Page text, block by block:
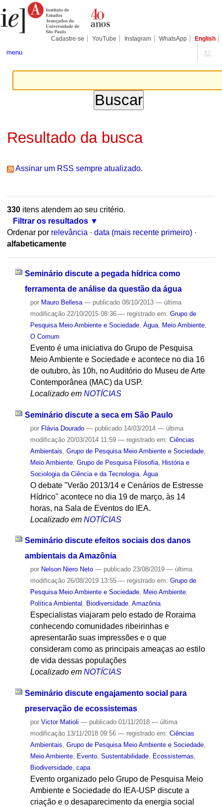
para
conteúdo.
Pessoais
Cadastre-se YouTube Instagram WhatsApp English
menu
Resultado da busca
Assinar um RSS sempre atualizado.
330itens atendem ao seu critério.
Filtrar os resultados
Ordenar por relevância · data (mais recente primeiro) ·
alfabeticamente
Seminário discute a pegada hídrica como
ferramenta de análise da questão da água
por Mauro Bellesa — publicado08/10/2013 — última
modificação22/10/2015 08:36 — registrado em: Grupo de
Pesquisa Meio Ambiente e Sociedade, Água, Meio Ambiente,
O Comum
Evento é uma iniciativa do Grupo de Pesquisa
Meio Ambiente e Sociedade e acontece no dia 16
de outubro, às 10h, no Auditório do Museu de Arte
Contemporânea (MAC) da USP.
Localizado em NOTÍCIAS
Seminário discute a seca em São Paulo
por Flávia Dourado — publicado14/03/2014 — última
modificação20/03/2014 11:59 — registrado em: Ciências
Ambientais Grupo de Pesquisa Meio Ambiente e Sociedade,
Meio Ambiente, Grupo de Pesquisa Filosofia, História e
Sociologia da Ciência e da Tecnologia, Água
O debate "Verão 2013/14 e Cenários de Estresse
Hídrico" acontece no dia 19 de março, às 14
horas, na Sala de Eventos do IEA.
Localizado em NOTÍCIAS
Seminário discute efeitos sociais dos danos
ambientais da Amazônia
por Nelson Niero Neto — publicado23/08/2019 — última
modificação26/08/2019 13:55 — registrado em: Grupo de
Pesquisa Meio Ambiente e Sociedade, Meio Ambiente,
Política Ambiental , Biodiversidade, Amazônia
Especialistas viajaram pelo estado de Roraima
conhecendo comunidades ribeirinhas e
apresentarão suas impressões e o que
consideram como as principais ameaças ao estilo
de vida dessas populações
Localizado em NOTÍCIAS
Seminário discute engajamento social para
preservação de ecossistemas
por Victor Matioli — publicado01/11/2018 — última
modificação13/11/2018 09:56 — registrado em: Ciências
Ambientais, Grupo de Pesquisa Meio Ambiente e Sociedade,
Meio Ambiente, Evento, Sustentabilidade, Ecossistemas,
Biodiversidade, capa
Evento organizado pelo Grupo de Pesquisa Meio
Ambiente e Sociedade do IEA-USP discute a
criação e o desaparecimento da energia social